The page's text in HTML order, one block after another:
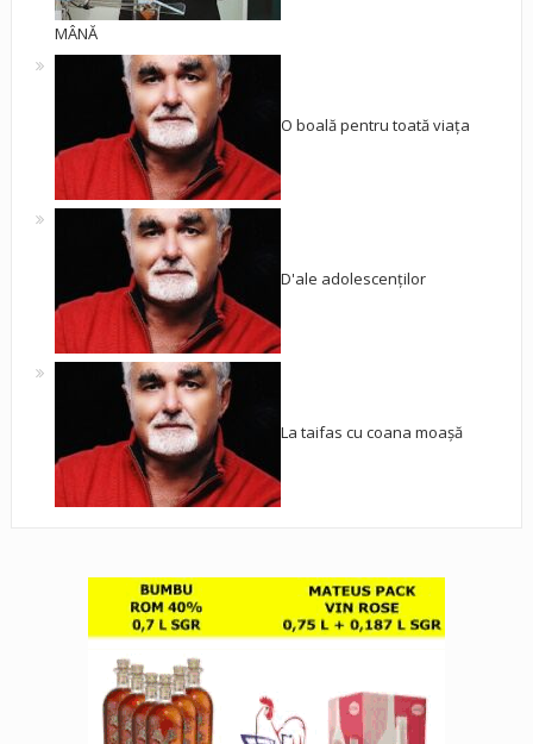
MÂNĂ
O boală pentru toată viața
D'ale adolescenților
La taifas cu coana moașă